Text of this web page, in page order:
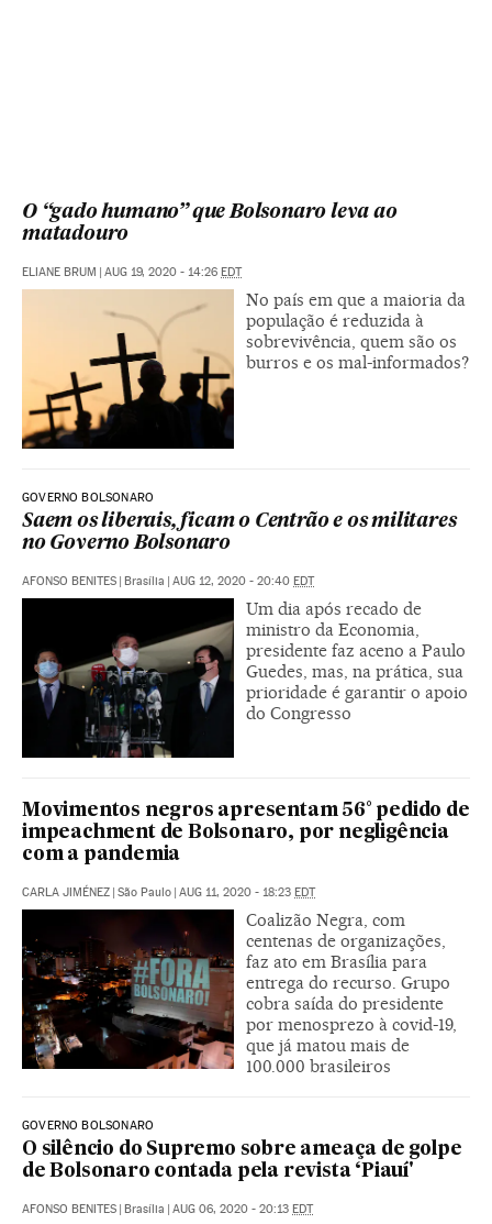
O “gado humano” que Bolsonaro leva ao
matadouro
ELIANE BRUM | AUG 19, 2020 - 14:26 EDT
No país em que a maioria da
população é reduzida à
sobrevivência, quem são os
burros e os mal-informados?
GOVERNO BOLSONARO
Saem os liberais, ficam o Centrão e os militares
no Governo Bolsonaro
AFONSO BENITES | Brasília | AUG 12, 2020 - 20:40 EDT
Um dia após recado de
ministro da Economia,
presidente faz aceno a Paulo
Guedes, mas, na prática, sua
prioridade é garantir o apoio
do Congresso
Movimentos negros apresentam 56° pedido de
impeachment de Bolsonaro, por negligência
com a pandemia
CARLA JIMÉNEZ | São Paulo | AUG 11, 2020 - 18:23 EDT
Coalizão Negra, com
centenas de organizações,
faz ato em Brasília para
entrega do recurso. Grupo
cobra saída do presidente
por menosprezo à covid-19,
que já matou mais de
100.000 brasileiros
GOVERNO BOLSONARO
O silêncio do Supremo sobre ameaça de golpe
de Bolsonaro contada pela revista ‘Piauí'
AFONSO BENITES | Brasília | AUG 06, 2020 - 20:13 EDT